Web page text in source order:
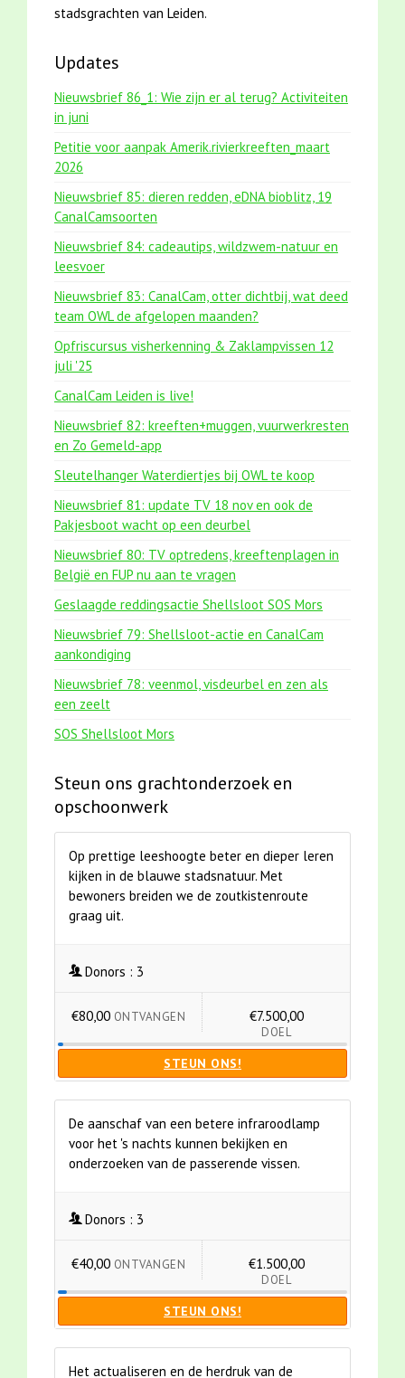
stadsgrachten van Leiden.
Updates
Nieuwsbrief 86_1: Wie zijn er al terug? Activiteiten
in juni
Petitie voor aanpak Amerik.rivierkreeften_maart
2026
Nieuwsbrief 85: dieren redden, eDNA bioblitz, 19
CanalCamsoorten
Nieuwsbrief 84: cadeautips, wildzwem-natuur en
leesvoer
Nieuwsbrief 83: CanalCam, otter dichtbij, wat deed
team OWL de afgelopen maanden?
Opfriscursus visherkenning & Zaklampvissen 12
juli '25
CanalCam Leiden is live!
Nieuwsbrief 82: kreeften+muggen, vuurwerkresten
en Zo Gemeld-app
Sleutelhanger Waterdiertjes bij OWL te koop
Nieuwsbrief 81: update TV 18 nov en ook de
Pakjesboot wacht op een deurbel
Nieuwsbrief 80: TV optredens, kreeftenplagen in
België en FUP nu aan te vragen
Geslaagde reddingsactie Shellsloot SOS Mors
Nieuwsbrief 79: Shellsloot-actie en CanalCam
aankondiging
Nieuwsbrief 78: veenmol, visdeurbel en zen als
een zeelt
SOS Shellsloot Mors
Steun ons grachtonderzoek en
opschoonwerk
Op prettige leeshoogte beter en dieper leren
kijken in de blauwe stadsnatuur. Met
bewoners breiden we de zoutkistenroute
graag uit.
Donors : 3
€80,00 ONTVANGEN €7.500,00
DOEL
STEUN ONS!
De aanschaf van een betere infraroodlamp
voor het 's nachts kunnen bekijken en
onderzoeken van de passerende vissen.
Donors : 3
€40,00 ONTVANGEN €1.500,00
DOEL
STEUN ONS!
Het actualiseren en de herdruk van de